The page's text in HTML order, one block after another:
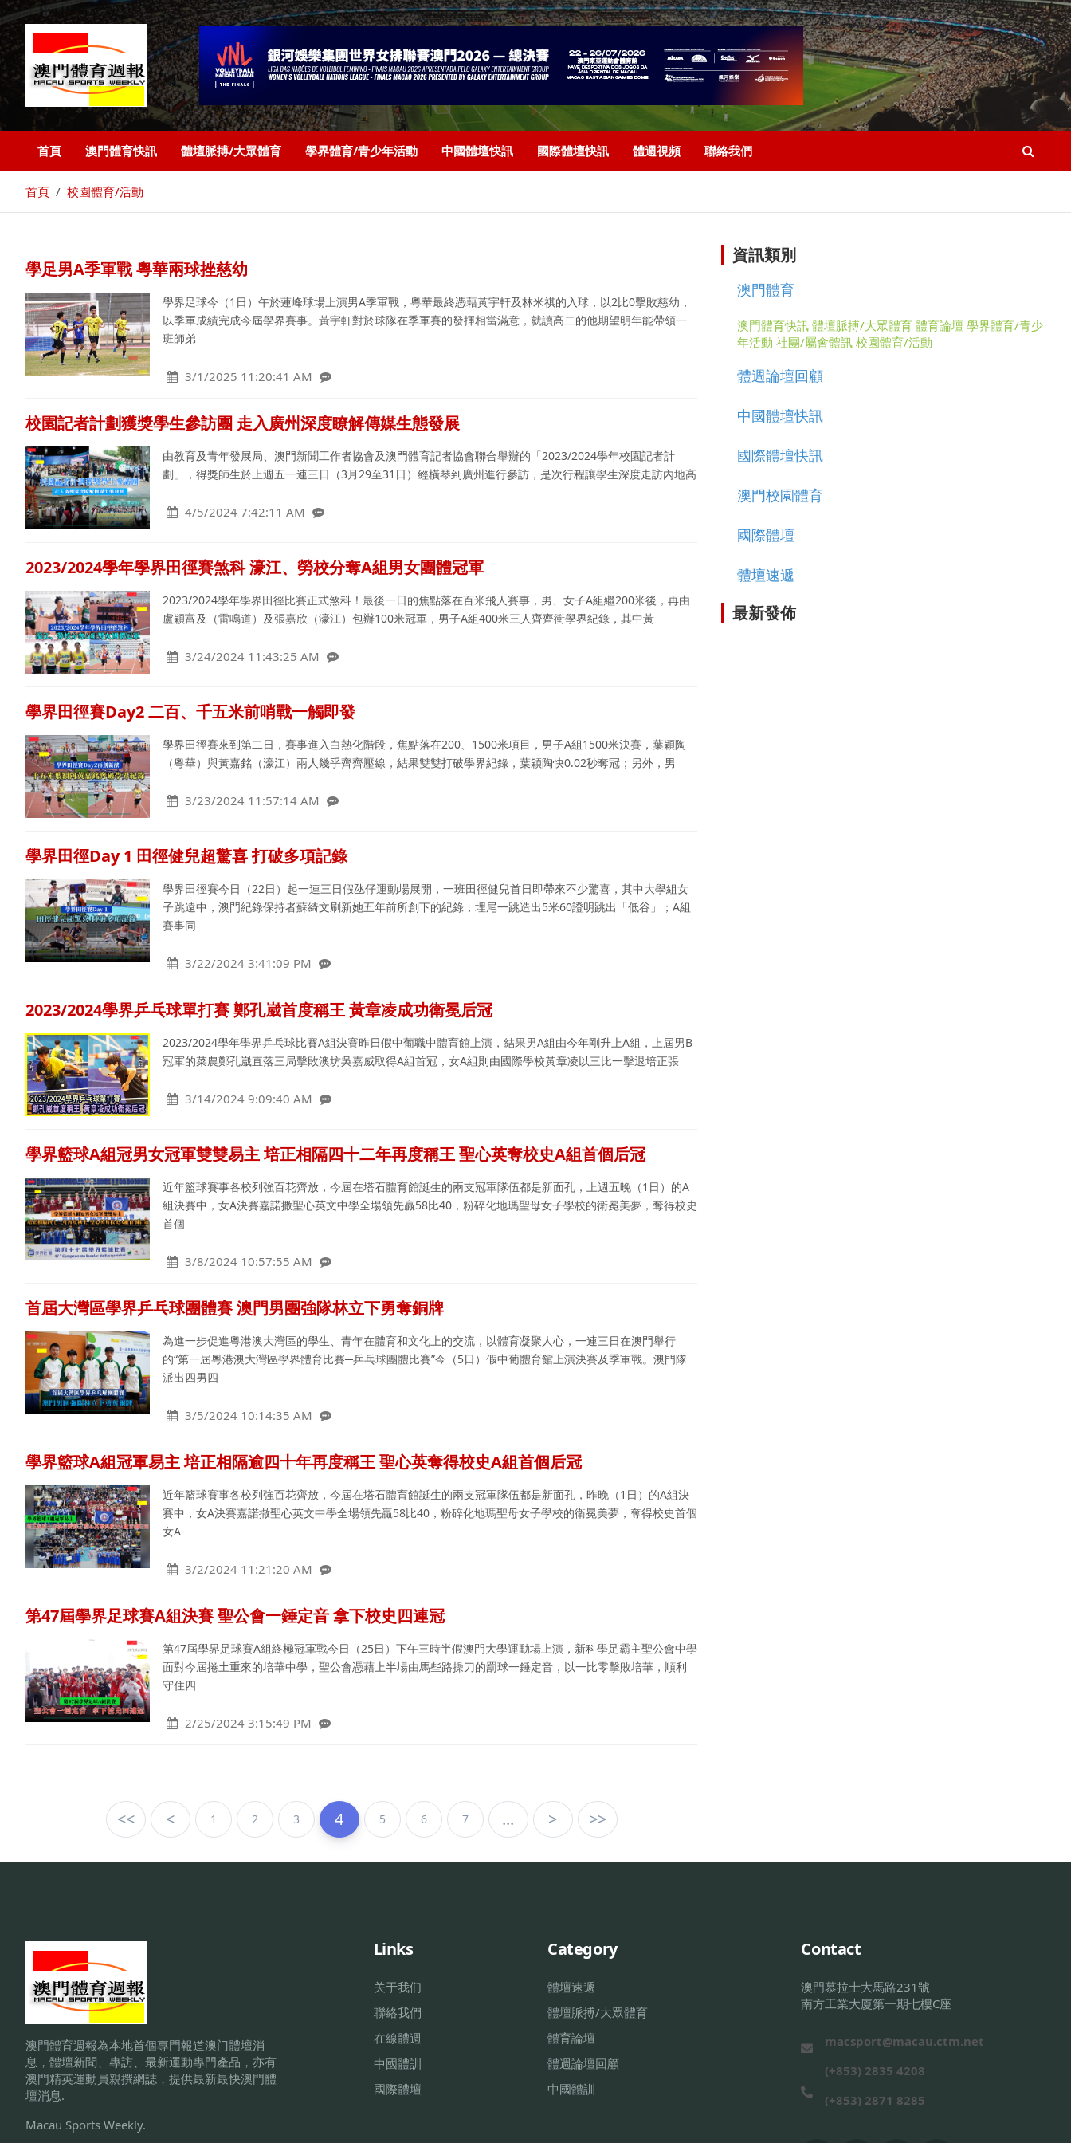
首頁 澳門體育快訊 體壇脈搏/大眾體育 學界體育/青少年活動 中國體壇快訊 國際體壇快訊 體週視頻 聯絡我們
首頁 校園體育/活動
學足男A季軍戰 粵華兩球挫慈幼
學界足球今（1日）午於蓮峰球場上演男A季軍戰，粵華最終憑藉黃宇軒及林米祺的入球，以2比0擊敗慈幼，
以季軍成績完成今屆學界賽事。黃宇軒對於球隊在季軍賽的發揮相當滿意，就讀高二的他期望明年能帶領一
班師弟
3/1/2025 11:20:41 AM
校園記者計劃獲獎學生參訪團 走入廣州深度瞭解傳媒生態發展
由教育及青年發展局、澳門新聞工作者協會及澳門體育記者協會聯合舉辦的「2023/2024學年校園記者計
劃」，得獎師生於上週五一連三日（3月29至31日）經橫琴到廣州進行參訪，是次行程讓學生深度走訪內地高
4/5/2024 7:42:11 AM
2023/2024學年學界田徑賽煞科 濠江、勞校分奪A組男女團體冠軍
2023/2024學年學界田徑比賽正式煞科！最後一日的焦點落在百米飛人賽事，男、女子A組繼200米後，再由
盧穎富及（雷鳴道）及張嘉欣（濠江）包辦100米冠軍，男子A組400米三人齊齊衝學界紀錄，其中黃
3/24/2024 11:43:25 AM
學界田徑賽Day2 二百、千五米前哨戰一觸即發
學界田徑賽來到第二日，賽事進入白熱化階段，焦點落在200、1500米項目，男子A組1500米決賽，葉穎陶
（粵華）與黃嘉銘（濠江）兩人幾乎齊齊壓線，結果雙雙打破學界紀錄，葉穎陶快0.02秒奪冠；另外，男
3/23/2024 11:57:14 AM
學界田徑Day 1 田徑健兒超驚喜 打破多項記錄
學界田徑賽今日（22日）起一連三日假氹仔運動場展開，一班田徑健兒首日即帶來不少驚喜，其中大學組女
子跳遠中，澳門紀錄保持者蘇綺文刷新她五年前所創下的紀錄，埋尾一跳造出5米60證明跳出「低谷」；A組
賽事同
3/22/2024 3:41:09 PM
2023/2024學界乒乓球單打賽 鄭孔崴首度稱王 黃章凌成功衛冕后冠
2023/2024學年學界乒乓球比賽A組決賽昨日假中葡職中體育館上演，結果男A組由今年剛升上A組，上屆男B
冠軍的菜農鄭孔崴直落三局擊敗澳坊吳嘉威取得A組首冠，女A組則由國際學校黃章凌以三比一擊退培正張
3/14/2024 9:09:40 AM
學界籃球A組冠男女冠軍雙雙易主 培正相隔四十二年再度稱王 聖心英奪校史A組首個后冠
近年籃球賽事各校列強百花齊放，今屆在塔石體育館誕生的兩支冠軍隊伍都是新面孔，上週五晚（1日）的A
組決賽中，女A決賽嘉諾撒聖心英文中學全場領先贏58比40，粉碎化地瑪聖母女子學校的衛冕美夢，奪得校史
首個
3/8/2024 10:57:55 AM
首屆大灣區學界乒乓球團體賽 澳門男團強隊林立下勇奪銅牌
為進一步促進粵港澳大灣區的學生、青年在體育和文化上的交流，以體育凝聚人心，一連三日在澳門舉行
的“第一屆粵港澳大灣區學界體育比賽─乒乓球團體比賽”今（5日）假中葡體育館上演決賽及季軍戰。澳門隊
派出四男四
3/5/2024 10:14:35 AM
學界籃球A組冠軍易主 培正相隔逾四十年再度稱王 聖心英奪得校史A組首個后冠
近年籃球賽事各校列強百花齊放，今屆在塔石體育館誕生的兩支冠軍隊伍都是新面孔，昨晚（1日）的A組決
賽中，女A決賽嘉諾撒聖心英文中學全場領先贏58比40，粉碎化地瑪聖母女子學校的衛冕美夢，奪得校史首個
女A
3/2/2024 11:21:20 AM
第47屆學界足球賽A組決賽 聖公會一錘定音 拿下校史四連冠
第47屆學界足球賽A組終極冠軍戰今日（25日）下午三時半假澳門大學運動場上演，新科學足霸主聖公會中學
面對今屆捲土重來的培華中學，聖公會憑藉上半場由馬些路操刀的罰球一錘定音，以一比零擊敗培華，順利
守住四
2/25/2024 3:15:49 PM
<< < 1 2 3 4 5 6 7 ... > >>
資訊類別
澳門體育
澳門體育快訊 體壇脈搏/大眾體育 體育論壇 學界體育/青少
年活動 社團/屬會體訊 校園體育/活動
體週論壇回顧
中國體壇快訊
國際體壇快訊
澳門校園體育
國際體壇
體壇速遞
最新發佈
澳門體育週報為本地首個專門報道澳门體壇消
息，體壇新聞、專訪、最新運動專門產品，亦有
澳門精英運動員親撰網誌，提供最新最快澳門體
壇消息.
Macau Sports Weekly.
Links
关于我们
聯絡我們
在線體週
中國體訓
國際體壇
Category
體壇速遞
體壇脈搏/大眾體育
體育論壇
體週論壇回顧
中國體訓
Contact
澳門慕拉士大馬路231號
南方工業大廈第一期七樓C座
macsport@macau.ctm.net
(+853) 2835 4208
(+853) 2871 8285